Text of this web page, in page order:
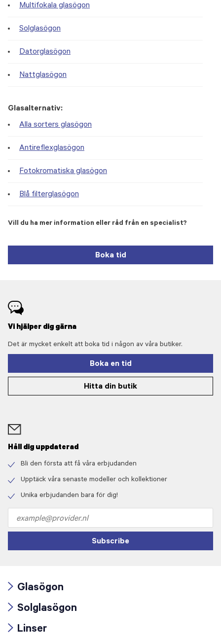
Multifokala glasögon
Solglasögon
Datorglasögon
Nattglasögon
Glasalternativ:
Alla sorters glasögon
Antireflexglasögon
Fotokromatiska glasögon
Blå filterglasögon
Vill du ha mer information eller råd från en specialist?
Boka tid
Vi hjälper dig gärna
Det är mycket enkelt att boka tid i någon av våra butiker.
Boka en tid
Hitta din butik
Håll dig uppdaterad
icon
Bli den första att få våra erbjudanden
icon
Upptäck våra senaste modeller och kollektioner
Unika erbjudanden bara för dig!
address
Subscribe
icon
Glasögon
icon
Solglasögon
Linser